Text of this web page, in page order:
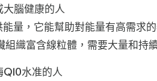
腦健康的人
能量，它能幫助對能量有高需求
織富含線粒體，需要大量和持
水准的人